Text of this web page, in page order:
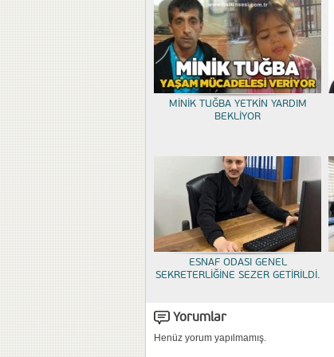
MİNİK TUĞBA YETKİN YARDIM
BEKLİYOR
ESNAF ODASI GENEL
SEKRETERLİĞİNE SEZER GETİRİLDİ.
Yorumlar
Henüz yorum yapılmamış.